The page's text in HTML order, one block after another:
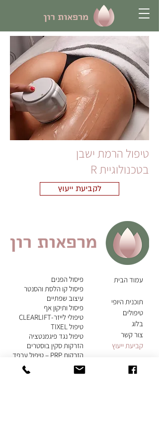
טיפול הרמת ישבן
בטכנולוגיית R
לקביעת ייעוץ
פיסול הפנים
פיסול קו הלסת והסנטר
עיצוב שפתיים
פיסול ותיקון אף
טיפולי לייזר-CLEARLIFT
טיפול TIXEL
טיפול נגד פיגמנטציה
הזרקות סקין בוסטרים
הזרקות PRP – טיפול ערפד
טיפול OXY GENEO
עמוד הבית
תוכנית היופי
טיפולים
בלוג
צור קשר
קביעת ייעוץ